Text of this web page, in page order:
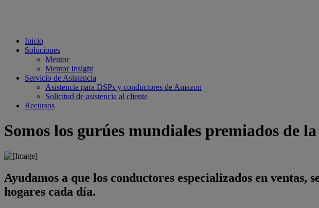
Inicio
Soluciones
Mentor
Mentor Insight
Servicio de Asistencia
Asistencia para DSPs y conductores de Amazon
Solicitud de asistencia al cliente
Recursos
Somos los gurúes mundiales premiados de
Ayudamos a que los conductores especializados en ventas,
hogares cada día.